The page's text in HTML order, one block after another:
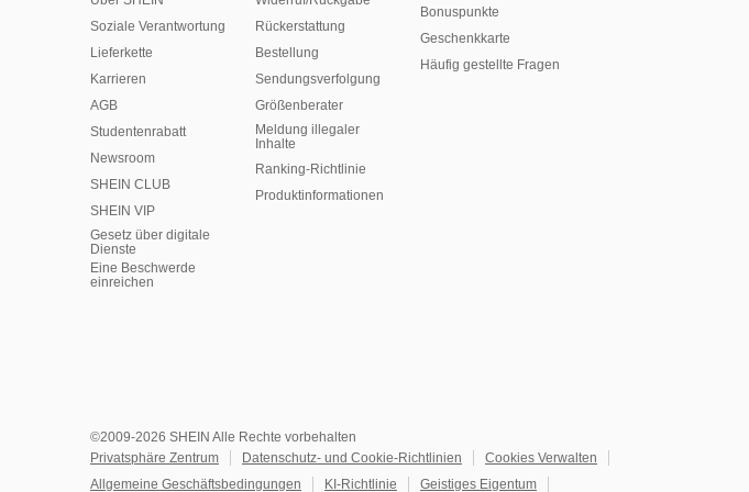
Soziale Verantwortung
Lieferkette
Karrieren
AGB
Studentenrabatt
Newsroom
SHEIN CLUB
SHEIN VIP
Gesetz über digitale
Dienste
Eine Beschwerde
einreichen
Rückerstattung
Bestellung
Sendungsverfolgung
Größenberater
Meldung illegaler
Inhalte
Ranking-Richtlinie
​Produktinformationen
Bonuspunkte
Geschenkkarte
Häufig gestellte Fragen
©2009-2026 SHEIN Alle Rechte vorbehalten
Privatsphäre Zentrum
Datenschutz- und Cookie-Richtlinien
Cookies Verwalten
Allgemeine Geschäftsbedingungen
KI-Richtlinie Geistiges Eigentum